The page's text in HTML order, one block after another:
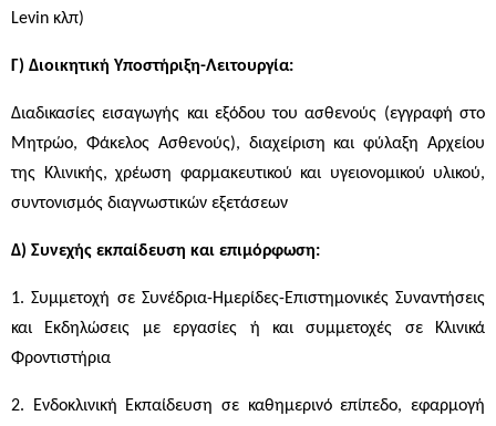
Levin κλπ)
Γ) Διοικητική Υποστήριξη-Λειτουργία:
Διαδικασίες εισαγωγής και εξόδου του ασθενούς (εγγραφή στο
Μητρώο, Φάκελος Ασθενούς), διαχείριση και φύλαξη Αρχείου
της Κλινικής, χρέωση φαρμακευτικού και υγειονομικού υλικού,
συντονισμός διαγνωστικών εξετάσεων
Δ) Συνεχής εκπαίδευση και επιμόρφωση:
1. Συμμετοχή σε Συνέδρια-Ημερίδες-Επιστημονικές Συναντήσεις
και Εκδηλώσεις με εργασίες ή και συμμετοχές σε Κλινικά
Φροντιστήρια
2. Ενδοκλινική Εκπαίδευση σε καθημερινό επίπεδο, εφαρμογή